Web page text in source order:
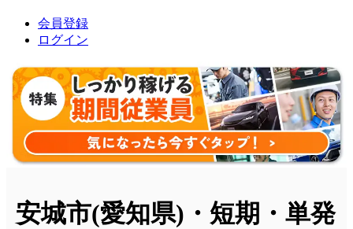
会員登録
ログイン
安城市(愛知県)・短期・単発